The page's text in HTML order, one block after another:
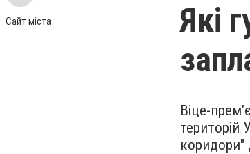
Сайт міста
Які
Віце-
територій
коридори"